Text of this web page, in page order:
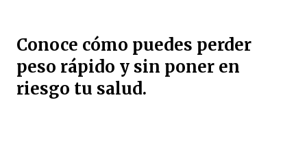
Conoce cómo puedes perder
peso rápido y sin poner en
riesgo tu salud.